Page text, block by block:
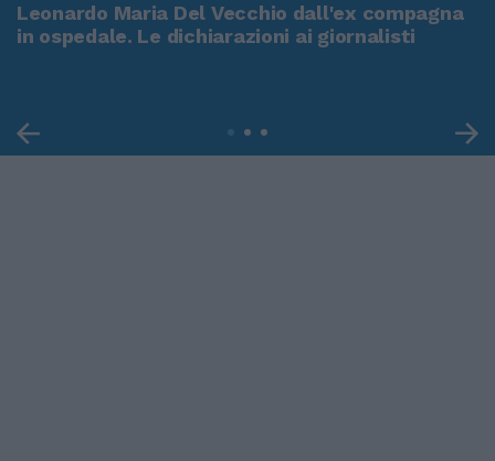
Leonardo Maria Del Vecchio dall'ex compagna
in ospedale. Le dichiarazioni ai giornalisti